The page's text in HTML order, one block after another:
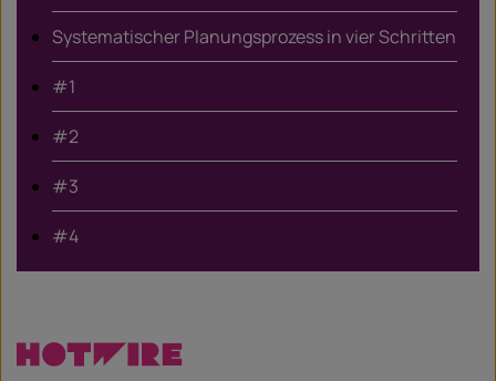
Systematischer Planungsprozess in vier Schritten
#1
#2
#3
#4